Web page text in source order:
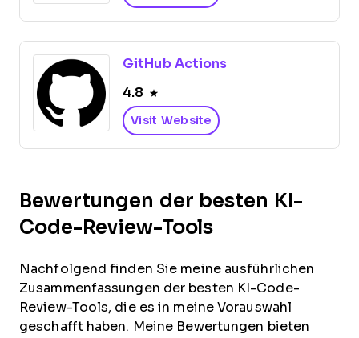
GitHub Actions
4.8
Visit Website
Bewertungen der besten KI-
Code-Review-Tools
Nachfolgend finden Sie meine ausführlichen
Zusammenfassungen der besten KI-Code-
Review-Tools, die es in meine Vorauswahl
geschafft haben. Meine Bewertungen bieten